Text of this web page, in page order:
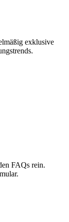
exklusive
FAQs rein.